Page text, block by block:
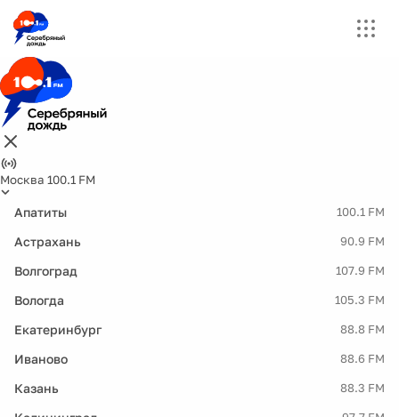
Москва 100.1 FM
Апатиты 100.1 FM
Астрахань 90.9 FM
Волгоград 107.9 FM
Вологда 105.3 FM
Екатеринбург 88.8 FM
Иваново 88.6 FM
Казань 88.3 FM